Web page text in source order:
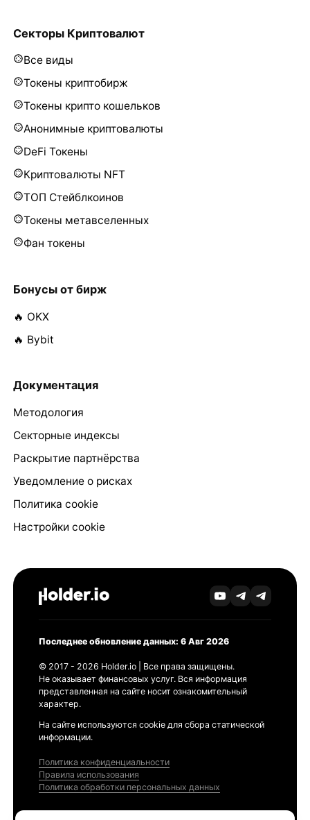
Секторы Криптовалют
Все виды
Токены криптобирж
Токены крипто кошельков
Анонимные криптовалюты
DeFi Токены
Криптовалюты NFT
ТОП Стейблкоинов
Токены метавселенных
Фан токены
Бонусы от бирж
🔥 OKX
🔥 Bybit
Документация
Методология
Секторные индексы
Раскрытие партнёрства
Уведомление о рисках
Политика cookie
Настройки cookie
Последнее обновление данных: 6 Авг 2026
© 2017 - 2026 Holder.io | Все права защищены.
Не оказывает финансовых услуг. Вся информация
представленная на сайте носит ознакомительный
характер.
На сайте используются cookie для сбора статической
информации.
Политика конфиденциальности
Правила использования
Политика обработки персональных данных